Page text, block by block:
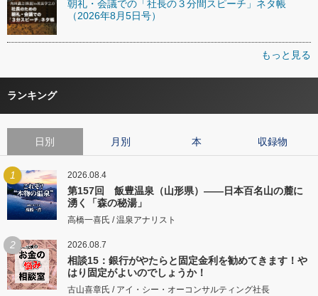
朝礼・会議での「社長の３分間スピーチ」ネタ帳
（2026年8月5日号）
もっと見る
ランキング
日別 月別 本 収録物
1 2026.08.4
第157回 飯豊温泉（山形県）――日本百名山の麓に
湧く「森の秘湯」
高橋一喜氏 / 温泉アナリスト
2 2026.08.7
相談15：銀行がやたらと固定金利を勧めてきます！や
はり固定がよいのでしょうか！
古山喜章氏 / アイ・シー・オーコンサルティング社長